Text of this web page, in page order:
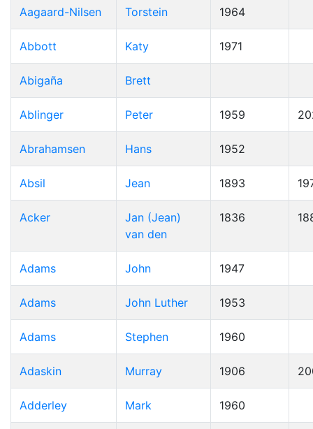
Aagaard-Nilsen Torstein 1964
Abbott Katy 1971
Abigaña Brett
Ablinger Peter 1959
Abrahamsen Hans 1952
Absil Jean 1893
Acker
Jan (Jean)
van den
1836
Adams John 1947
Adams John Luther 1953
Adams Stephen 1960
Adaskin Murray 1906
Adderley Mark 1960